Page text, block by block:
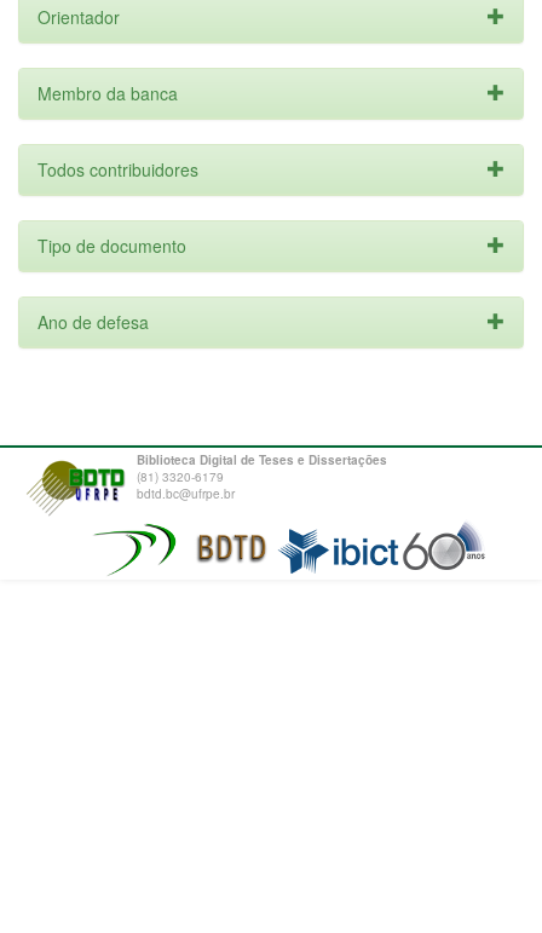
Orientador
Membro da banca
Todos contribuidores
Tipo de documento
Ano de defesa
Biblioteca Digital de Teses e Dissertações
(81) 3320-6179
bdtd.bc@ufrpe.br